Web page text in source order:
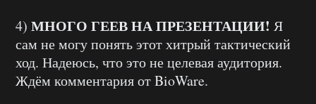
4) МНОГО ГЕЕВ НА ПРЕЗЕНТАЦИИ! Я
сам не могу понять этот хитрый тактический
ход. Надеюсь, что это не целевая аудитория.
Ждём комментария от BioWare.